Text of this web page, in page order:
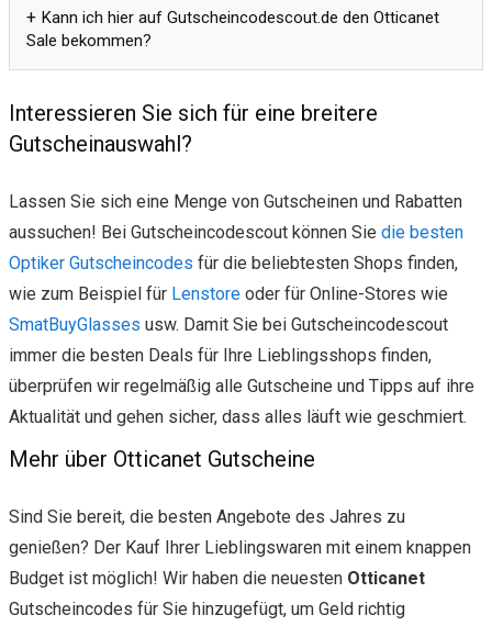
Kann ich hier auf Gutscheincodescout.de den Otticanet
Sale bekommen?
Interessieren Sie sich für eine breitere
Gutscheinauswahl?
Lassen Sie sich eine Menge von Gutscheinen und Rabatten
aussuchen! Bei Gutscheincodescout können Sie die besten
Optiker Gutscheincodes für die beliebtesten Shops finden,
wie zum Beispiel für Lenstore oder für Online-Stores wie
SmatBuyGlasses usw. Damit Sie bei Gutscheincodescout
immer die besten Deals für Ihre Lieblingsshops finden,
überprüfen wir regelmäßig alle Gutscheine und Tipps auf ihre
Aktualität und gehen sicher, dass alles läuft wie geschmiert.
Mehr über Otticanet Gutscheine
Sind Sie bereit, die besten Angebote des Jahres zu
genießen? Der Kauf Ihrer Lieblingswaren mit einem knappen
Budget ist möglich! Wir haben die neuesten Otticanet
Gutscheincodes für Sie hinzugefügt, um Geld richtig